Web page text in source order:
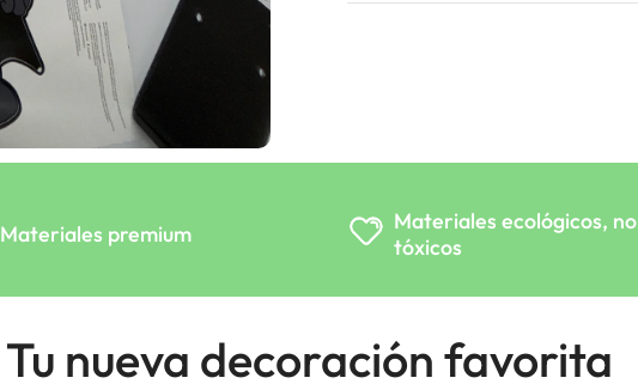
Materiales premium
Materiales ecológicos, no
tóxicos
Tu nueva decoración favorita